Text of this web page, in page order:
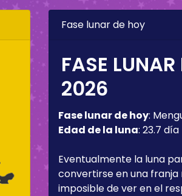
Fase lunar de hoy
FASE
2026
Fase lunar de hoy:
Edad de la luna: 23.7 día
Eventualmente la luna
convertirse en una franja
imposible de ver en el